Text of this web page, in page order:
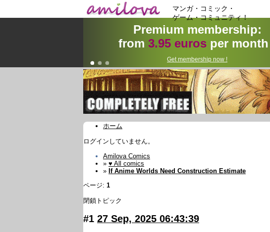
マンガ・コミック・
ゲーム・コミュニティ！
Premium membership:
from 3.95 euros per
Get membership now !
ホーム
ログインしていません。
Amilova Comics
» ♥ All comics
» If Anime Worlds Need Construction Estimate
ページ: 1
閉鎖トピック
#1 27 Sep, 2025 06:43:39